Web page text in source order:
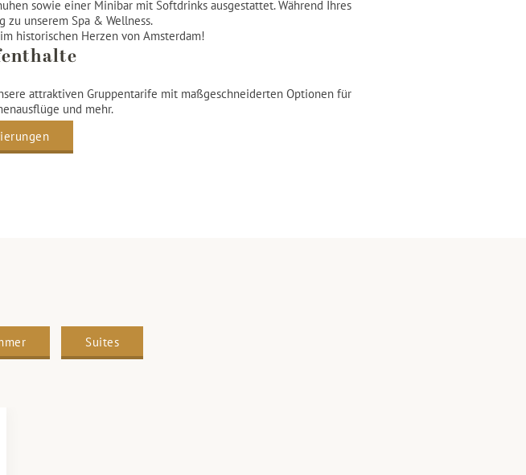
sowie einer Minibar mit Softdrinks ausgestattet. Während Ihres
zu unserem Spa & Wellness.
historischen Herzen von Amsterdam!
attraktiven Gruppentarife mit maßgeschneiderten Optionen für
und mehr.
Suites